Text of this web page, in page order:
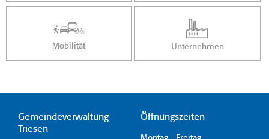
Mobilität Unternehmen
Gemeindeverwaltung
Triesen
Öffnungszeiten